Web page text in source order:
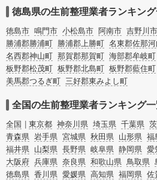
用してみましょう。
またお役立ち情報も豊富なので終活でエンデ
頓・老前整理・生前整理のコツについてもチ
徳島県の生前整理業者ランキン
徳島市 鳴門市 小松島市 阿南市 吉野川市
勝浦郡勝浦町 勝浦郡上勝町 名東郡佐那
名西郡神山町 那賀郡那賀町 海部郡牟岐町
板野郡松茂町 板野郡北島町 板野郡藍住町
美馬郡つるぎ町 三好郡東みよし町
全国の生前整理業者ランキング
全国 東京都 神奈川県 埼玉県 千葉県
青森県 岩手県 宮城県 秋田県 山形県 福
福井県 山梨県 長野県 岐阜県 静岡県 愛
大阪府 兵庫県 奈良県 和歌山県 鳥取県
徳島県 香川県 愛媛県 高知県 福岡県 佐